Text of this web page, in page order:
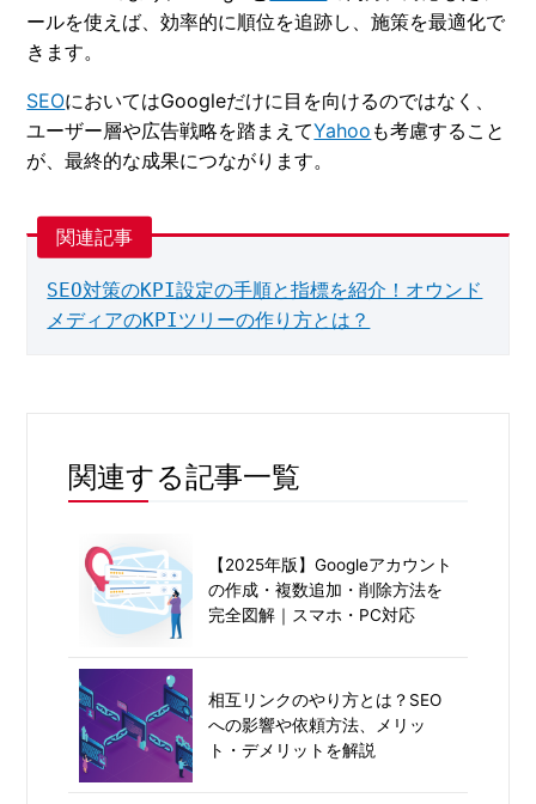
ールを使えば、効率的に順位を追跡し、施策を最適化で
きます。
SEOにおいてはGoogleだけに目を向けるのではなく、
ユーザー層や広告戦略を踏まえてYahoo も考慮すること
が、最終的な成果につながります。
SEO対策のKPI設定の手順と指標を紹介！オウンド
メディアのKPIツリーの作り方とは？
関連する記事一覧
【2025年版】Googleアカウント
の作成・複数追加・削除方法を
完全図解｜スマホ・PC対応
相互リンクのやり方とは？SEO
への影響や依頼方法、メリッ
ト・デメリットを解説